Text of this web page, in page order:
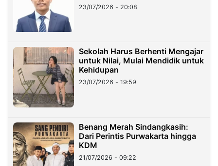
23/07/2026 - 20:08
Sekolah Harus Berhenti Mengajar
untuk Nilai, Mulai Mendidik untuk
Kehidupan
23/07/2026 - 19:59
Benang Merah Sindangkasih:
Dari Perintis Purwakarta hingga
KDM
21/07/2026 - 09:22